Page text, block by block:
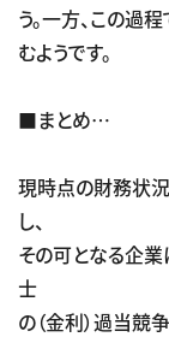
う。一方、この過
むようです。
■まとめ…
現時点の財務状
し、
その可となる企
士
の（金利）過当競